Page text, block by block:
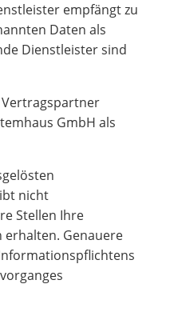
empfängt zu
Daten als
Dienstleister sind
Vertragspartner
GmbH als
nicht
Stellen Ihre
erhalten. Genauere